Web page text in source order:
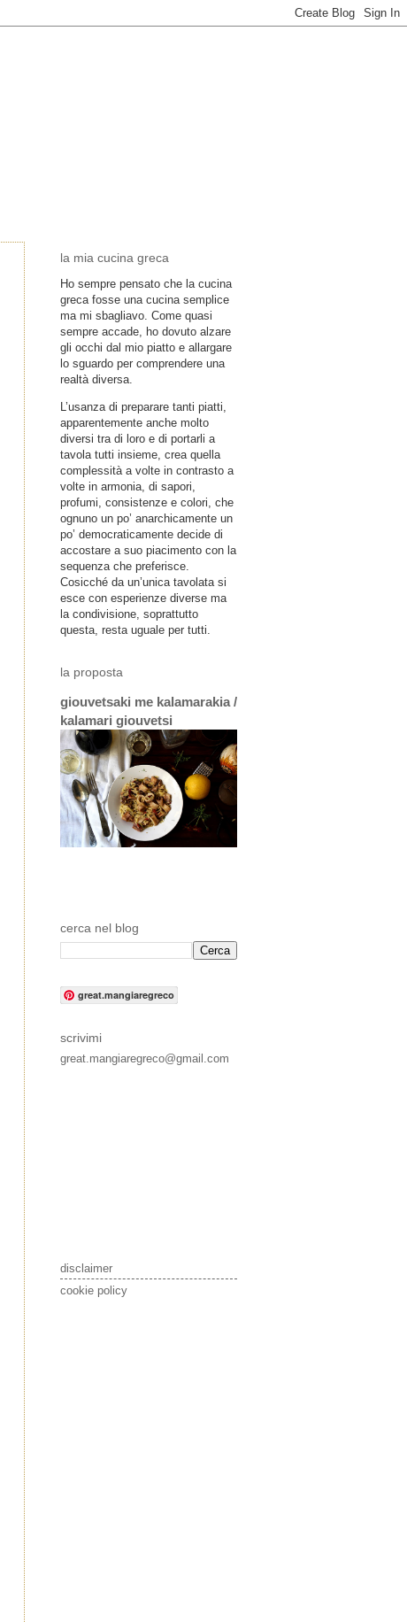
la mia cucina greca
Ho sempre pensato che la cucina
greca fosse una cucina semplice
ma mi sbagliavo. Come quasi
sempre accade, ho dovuto alzare
gli occhi dal mio piatto e allargare
lo sguardo per comprendere una
realtà diversa.
L’usanza di preparare tanti piatti,
apparentemente anche molto
diversi tra di loro e di portarli a
tavola tutti insieme, crea quella
complessità a volte in contrasto a
volte in armonia, di sapori,
profumi, consistenze e colori, che
ognuno un po’ anarchicamente un
po’ democraticamente decide di
accostare a suo piacimento con la
sequenza che preferisce.
Cosicché da un’unica tavolata si
esce con esperienze diverse ma
la condivisione, soprattutto
questa, resta uguale per tutti.
la proposta
giouvetsaki me kalamarakia /
kalamari giouvetsi
cerca nel blog
great.mangiaregreco
scrivimi
great.mangiaregreco@gmail.com
disclaimer
cookie policy